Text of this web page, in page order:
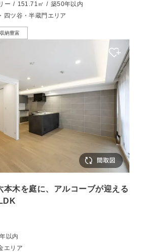
ー / 151.71㎡ / 築50年以内
四ツ谷・半蔵門エリア
収納豊富
木を庭に、アルコーブが迎える
以内
エリア